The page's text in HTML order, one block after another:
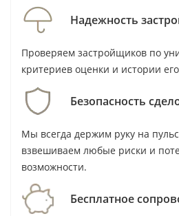
Зависимость от
удобнее для водителей;
машины следует
ежедневные маршруты
Разное состояние
общих зон может
Конкуренция со
проектами.Новые
Надежность
Проверяем застройщиков по
критериев оценки и истории
Безопасность
Мы всегда держим руку на
взвешиваем любые риски и
возможности.
Бесплатное